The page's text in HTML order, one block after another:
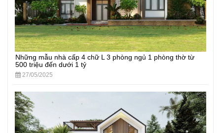
Những mẫu nhà cấp 4 chữ L 3 phòng ngủ 1 phòng thờ từ
500 triệu đến dưới 1 tỷ
27/05/2025